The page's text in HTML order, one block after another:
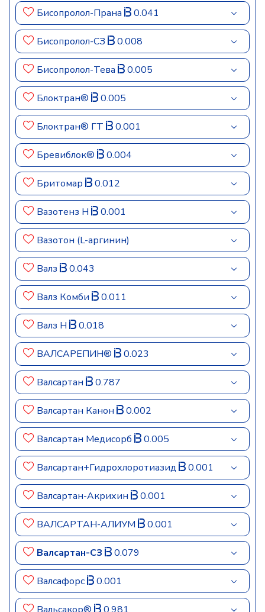
Бисопролол-Прана 0.041
Бисопролол-СЗ 0.008
Бисопролол-Тева 0.005
Блоктран® 0.005
Блоктран® ГТ 0.001
Бревиблок® 0.004
Бритомар 0.012
Вазотенз Н 0.001
Вазотон (L-аргинин)
Валз 0.043
Валз Комби 0.011
Валз Н 0.018
ВАЛСАРЕПИН® 0.023
Валсартан 0.787
Валсартан Канон 0.002
Валсартан Медисорб 0.005
Валсартан+Гидрохлоротиазид 0.001
Валсартан-Акрихин 0.001
ВАЛСАРТАН-АЛИУМ 0.001
Валсартан-СЗ 0.079
Валсафорс 0.001